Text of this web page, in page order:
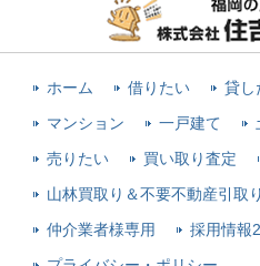
ホーム 借りたい 貸し
マンション 一戸建て
売りたい 買い取り査定
山林買取り＆不要不動産引取り
仲介業者様専用 採用情報